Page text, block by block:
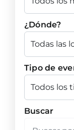
¿Dónde?
Tipo de
Buscar